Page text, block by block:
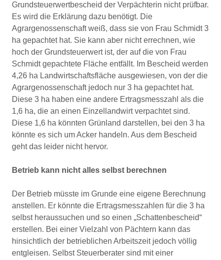
Grundsteuerwertbescheid der Verpächterin nicht prüfbar.
Es wird die Erklärung dazu benötigt. Die
Agrargenossenschaft weiß, dass sie von Frau Schmidt 3
ha gepachtet hat. Sie kann aber nicht errechnen, wie
hoch der Grundsteuerwert ist, der auf die von Frau
Schmidt gepachtete Fläche entfällt. Im Bescheid werden
4,26 ha Landwirtschaftsfläche ausgewiesen, von der die
Agrargenossenschaft jedoch nur 3 ha gepachtet hat.
Diese 3 ha haben eine andere Ertragsmesszahl als die
1,6 ha, die an einen Einzellandwirt verpachtet sind.
Diese 1,6 ha könnten Grünland darstellen, bei den 3 ha
könnte es sich um Acker handeln. Aus dem Bescheid
geht das leider nicht hervor.
Betrieb kann nicht alles selbst berechnen
Der Betrieb müsste im Grunde eine eigene Berechnung
anstellen. Er könnte die Ertragsmesszahlen für die 3 ha
selbst heraussuchen und so einen „Schattenbescheid“
erstellen. Bei einer Vielzahl von Pächtern kann das
hinsichtlich der betrieblichen Arbeitszeit jedoch völlig
entgleisen. Selbst Steuerberater sind mit einer